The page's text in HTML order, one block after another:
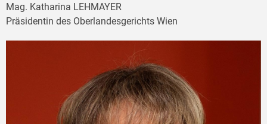
Mag. Katharina LEHMAYER
Präsidentin des Oberlandesgerichts Wien